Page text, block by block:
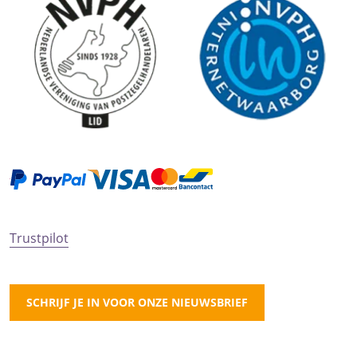
Trustpilot
SCHRIJF JE IN VOOR ONZE NIEUWSBRIEF